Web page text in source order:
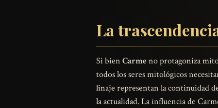
La
Si bien Carmeno protagoniza
todos los seres mitológicos
linaje representan la continuidad
la actualidad. La influencia de